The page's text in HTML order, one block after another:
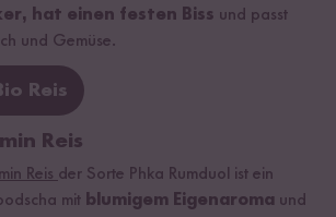
hat einen festen Biss und passt
und Gemüse.
Reis
Reis
Reis der Sorte Phka Rumduol ist ein
mit blumigem Eigenaroma und